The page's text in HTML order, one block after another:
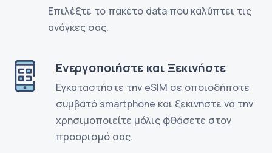
Επιλέξτε το πακέτο data που καλύπτει τις
ανάγκες σας.
Ενεργοποιήστε και Ξεκινήστε
Εγκαταστήστε την eSIM σε οποιοδήποτε
συμβατό smartphone και ξεκινήστε να την
χρησιμοποιείτε μόλις φθάσετε στον
προορισμό σας.